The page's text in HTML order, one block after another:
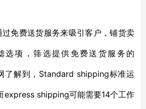
过免费送货服务来吸引客户，铺货卖
选项，筛选提供免费送货服务的
了解到， Standard shipping标准运
express shipping可能需要14个工作